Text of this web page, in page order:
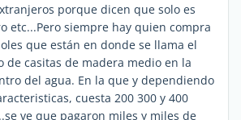
porque dicen que solo es
etc...Pero siempre hay quien compra
que están en donde se llama el
de casitas de madera medio en la
del agua. En la que y dependiendo
cuesta 200 300 y 400
ve que pagaron miles y miles de